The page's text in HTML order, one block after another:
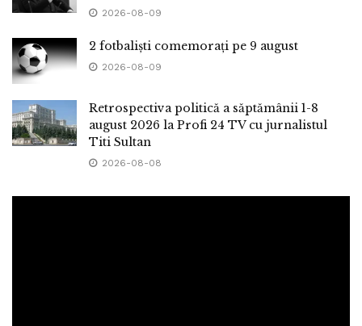
2026-08-09
2 fotbaliști comemorați pe 9 august
2026-08-09
Retrospectiva politică a săptămânii 1-8
august 2026 la Profi 24 TV cu jurnalistul
Titi Sultan
2026-08-08